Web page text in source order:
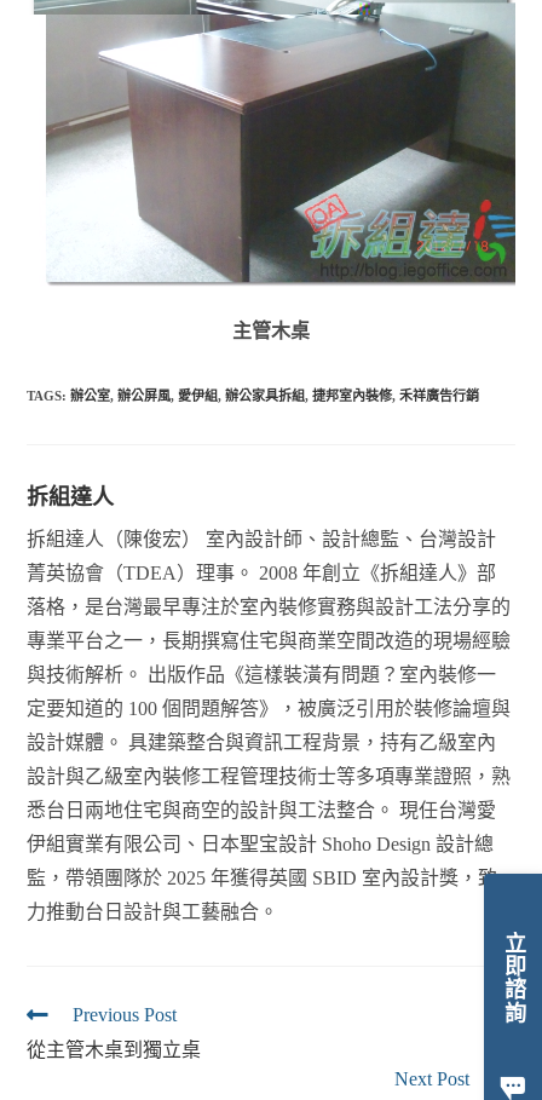
立即諮詢
主管木桌
TAGS:辦公室, 辦公屏風, 愛伊組, 辦公家具拆組, 捷邦室內裝修, 禾祥廣告行銷
拆組達人
拆組達人（陳俊宏） 室內設計師、設計總監、台灣設計
菁英協會（TDEA）理事。 2008 年創立《拆組達人》部
落格，是台灣最早專注於室內裝修實務與設計工法分享的
專業平台之一，長期撰寫住宅與商業空間改造的現場經驗
與技術解析。 出版作品《這樣裝潢有問題？室內裝修一
定要知道的 100 個問題解答》，被廣泛引用於裝修論壇與
設計媒體。 具建築整合與資訊工程背景，持有乙級室內
設計與乙級室內裝修工程管理技術士等多項專業證照，熟
悉台日兩地住宅與商空的設計與工法整合。 現任台灣愛
伊組實業有限公司、日本聖宝設計 Shoho Design 設計總
監，帶領團隊於 2025 年獲得英國 SBID 室內設計獎，致
力推動台日設計與工藝融合。
Previous Post
從主管木桌到獨立桌
Next Post